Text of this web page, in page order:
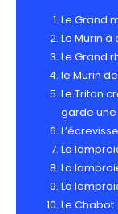
Le Grand
Le Murin
Le Grand
le Murin
Le Triton
garde
La
La
La
Le